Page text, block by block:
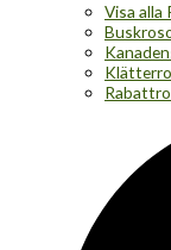
Visa alla